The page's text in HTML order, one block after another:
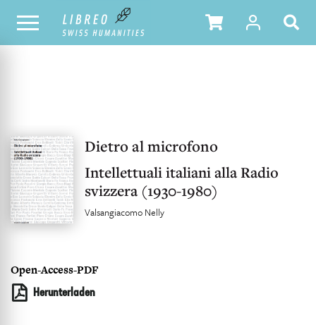
UNSER KATALOG INHALTSVERZEICHNIS
Dietro al microfono
Intellettuali italiani alla Radio
svizzera (1930-1980)
Valsangiacomo Nelly
Open-Access-PDF
Herunterladen